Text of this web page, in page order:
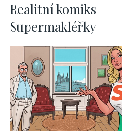
Realitní komiks
Supermakléřky